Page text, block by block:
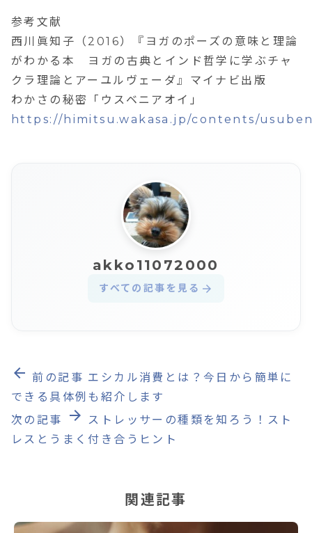
参考文献
西川眞知子（2016）『ヨガのポーズの意味と理論
がわかる本 ヨガの古典とインド哲学に学ぶチャ
クラ理論とアーユルヴェーダ』マイナビ出版
わかさの秘密「ウスベニアオイ」
https://himitsu.wakasa.jp/contents/
akko11072000
すべての記事を見る arrow_forward
arrow_back 前の記事 エシカル消費とは？今日から簡単に
できる具体例も紹介します
次の記事
arrow_forward
ストレッサーの種類を知ろう！スト
レスとうまく付き合うヒント
関連記事